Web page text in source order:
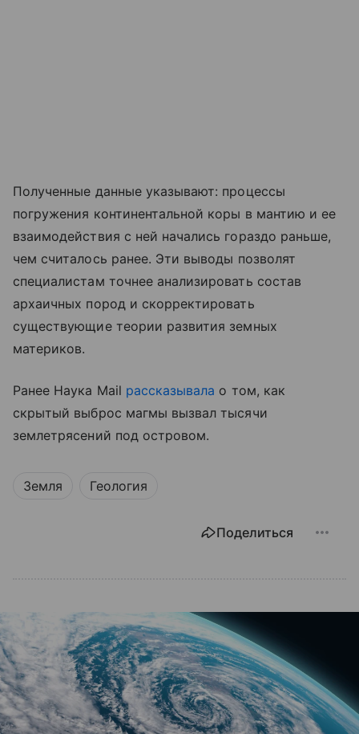
Полученные данные указывают: процессы
погружения континентальной коры в мантию и ее
взаимодействия с ней начались гораздо раньше,
чем считалось ранее. Эти выводы позволят
специалистам точнее анализировать состав
архаичных пород и скорректировать
существующие теории развития земных
материков.
Ранее Наука Mail рассказывала о том, как
скрытый выброс магмы вызвал тысячи
землетрясений под островом.
Земля Геология
Поделиться